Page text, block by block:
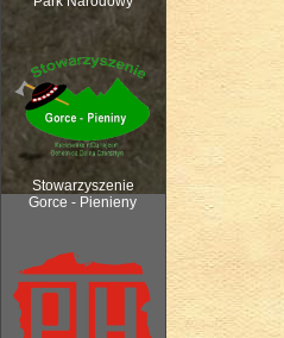
Stowarzyszenie
Gorce - Pienieny